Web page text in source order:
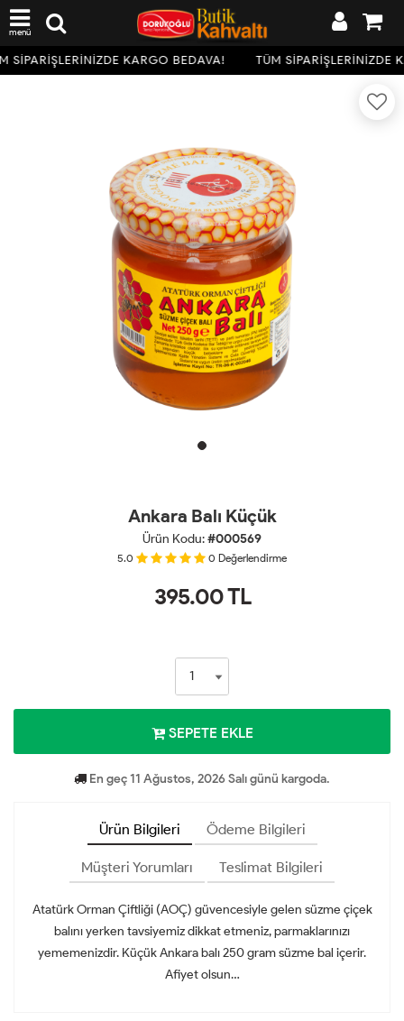
menü
SİPARİŞLERİNİZDE KARGO BEDAVA! TÜM SİPARİŞLERİNİZDE
Ankara Balı Küçük
Ürün Kodu:#000569
5.0 0 Değerlendirme
395.00TL
SEPETE EKLE
En geç 11 Ağustos, 2026 Salı günü kargoda.
Ürün Bilgileri Ödeme Bilgileri
Müşteri Yorumları Teslimat Bilgileri
Atatürk Orman Çiftliği (AOÇ) güvencesiyle gelen süzme çiçek
balını yerken tavsiyemiz dikkat etmeniz, parmaklarınızı
yememenizdir. Küçük Ankara balı 250 gram süzme bal içerir.
Afiyet olsun…